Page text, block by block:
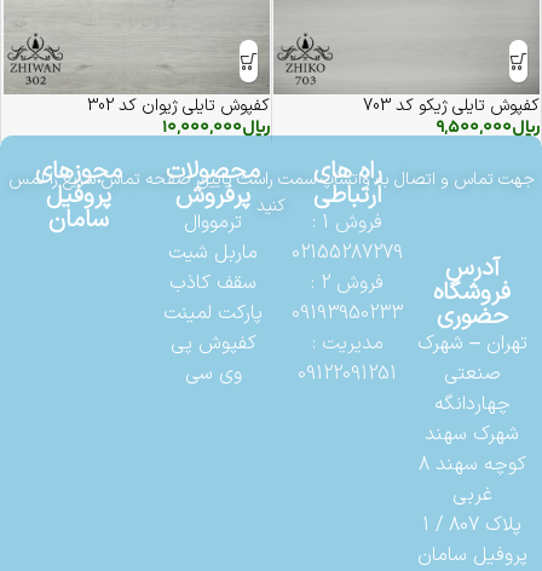
کفپوش تایلی ژیکو کد 703
ریال9,500,000
کفپوش تایلی ژیوان کد 302
ریال10,000,000
جهت تماس و اتصال به واتساپ سمت راست پایین صفحه تماس سریع را لمس
کنید
آدرس
فروشگاه
حضوری
تهران – شهرک
صنعتی
چهاردانگه
شهرک سهند
کوچه سهند 8
غربی
پلاک 807 / 1
پروفیل سامان
راه های
ارتباطی
فروش 1 :
02155287279
فروش 2 :
09193950233
مدیریت :
09122091251
محصولات
پرفروش
ترمووال
ماربل شیت
سقف کاذب
پارکت لمینت
کفپوش پی
وی سی
مجوزهای
پروفیل
سامان